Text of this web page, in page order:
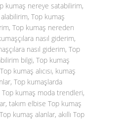
kumaş nereye satabilirim,
Top kumaş
Top kumaş nereden
nasıl giderim,
nasıl giderim, Top
bilgi, Top kumaş
kumaş alıcısı, kumaş
Top kumaşlarda
Top kumaş moda trendleri,
takım elbise Top kumaş
kumaş alanlar, akıllı Top